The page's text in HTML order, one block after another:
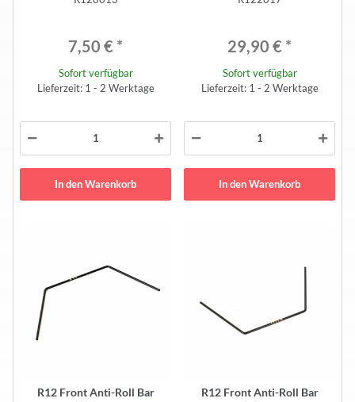
7,50 € *
Sofort verfügbar
Lieferzeit: 1 - 2 Werktage
In den Warenkorb
29,90 € *
Sofort verfügbar
Lieferzeit: 1 - 2 Werktage
In den Warenkorb
R12 Front Anti-Roll Bar
R12 Front Anti-Roll Bar